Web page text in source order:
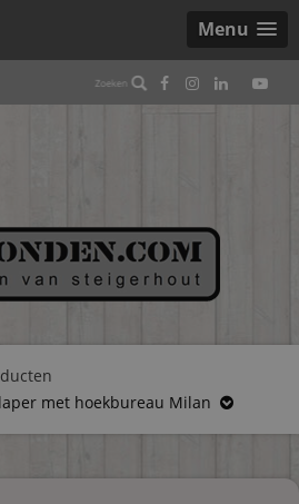
Menu
met hoekbureau Milan